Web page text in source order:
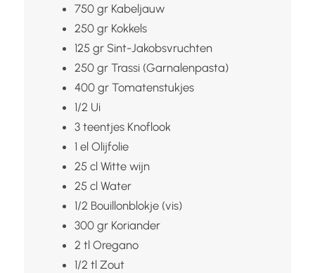
750 gr Kabeljauw
250 gr Kokkels
125 gr Sint-Jakobsvruchten
250 gr Trassi (Garnalenpasta)
400 gr Tomatenstukjes
1/2 Ui
3 teentjes Knoflook
1 el Olijfolie
25 cl Witte wijn
25 cl Water
1/2 Bouillonblokje (vis)
300 gr Koriander
2 tl Oregano
1/2 tl Zout